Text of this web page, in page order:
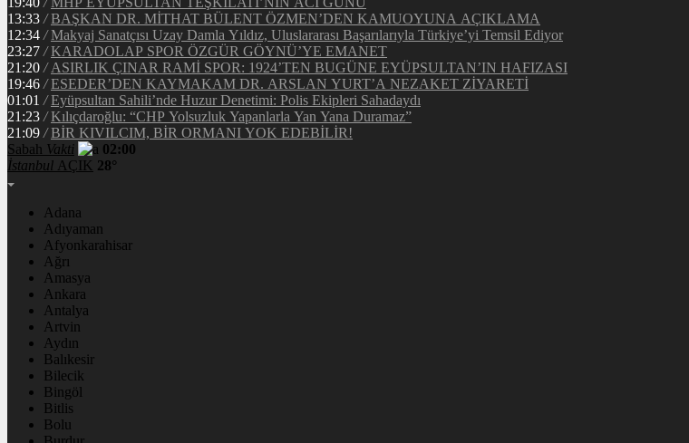
13:33 / BAŞKAN DR. MİTHAT BÜLENT ÖZMEN’DEN KAMUOYUNA AÇIKLAMA
12:34 / Makyaj Sanatçısı Uzay Damla Yıldız, Uluslararası Başarılarıyla Türkiye’yi Temsil Ediyor
23:27 / KARADOLAP SPOR ÖZGÜR GÖYNÜ’YE EMANET
21:20 / ASIRLIK ÇINAR RAMİ SPOR: 1924’TEN BUGÜNE EYÜPSULTAN’IN HAFIZASI
19:46 / ESEDER’DEN KAYMAKAM DR. ARSLAN YURT’A NEZAKET ZİYARETİ
01:01 / Eyüpsultan Sahili’nde Huzur Denetimi: Polis Ekipleri Sahadaydı
21:23 / Kılıçdaroğlu: “CHP Yolsuzluk Yapanlarla Yan Yana Duramaz”
21:09 / BİR KIVILCIM, BİR ORMANI YOK EDEBİLİR!
Sabah Vakti
02:00
İstanbul AÇIK 28°
Adana
Adıyaman
Afyonkarahisar
Ağrı
Amasya
Ankara
Antalya
Artvin
Aydın
Balıkesir
Bilecik
Bingöl
Bitlis
Bolu